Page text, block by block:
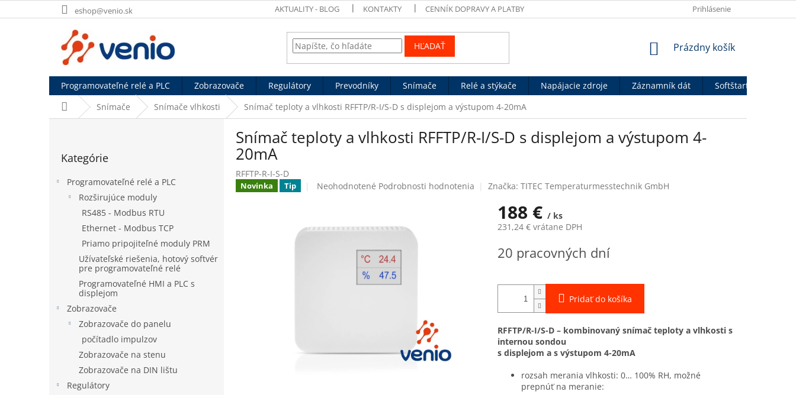
na
eshop@venio.sk AKTUALITY - BLOG KONTAKTY CENNÍK DOPRAVY A PLATBY VÝHODY PRE B2B PARTNEROV
Prihlásenie
HĽADAŤ
NÁKUPNÝ
Prázdny košík
Programovateľné relé a PLC Zobrazovače Regulátory Prevodníky Snímače Relé a stýkače Napájacie zdroje Záznamník dát Softštartéry
DomovSnímače Snímače vlhkosti Snímač teploty a vlhkosti RFFTP/R-I/S-D s displejom a výstupom 4-20mA
kategórie
Kategórie
Programovateľné relé a PLC
Rozširujúce moduly
RS485 - Modbus RTU
Ethernet - Modbus TCP
Priamo pripojiteľné moduly PRM
Užívateľské riešenia, hotový softvér
pre programovateľné relé
Programovateľné HMI a PLC s
displejom
Zobrazovače
Zobrazovače do panelu
počítadlo impulzov
Zobrazovače na stenu
Zobrazovače na DIN lištu
Regulátory
Snímač teploty a vlhkosti RFFTP/R-I/S-D s displejom a výstupom 4-
20mA
RFFTP-R-I-S-D
Novinka Tip
Priemerné
0,0
Neohodnotené Podrobnosti hodnotenia Značka: TITEC Temperaturmesstechnik GmbH
188 € / ks
231,24 € vrátane DPH
cena:
20 pracovných dní
Pridať do košíka
RFFTP/R-I/S-D – kombinovaný snímač teploty a vlhkosti s
internou sondou
s displejom a s výstupom 4-20mA
rozsah merania vlhkosti: 0… 100% RH, možné
prepnúť na meranie: